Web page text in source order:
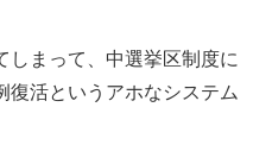
しまって、中選挙区制度に
復活というアホなシステム